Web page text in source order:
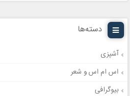
دسته‌ها
آشپزی
اس ام اس و شعر
بیوگرافی